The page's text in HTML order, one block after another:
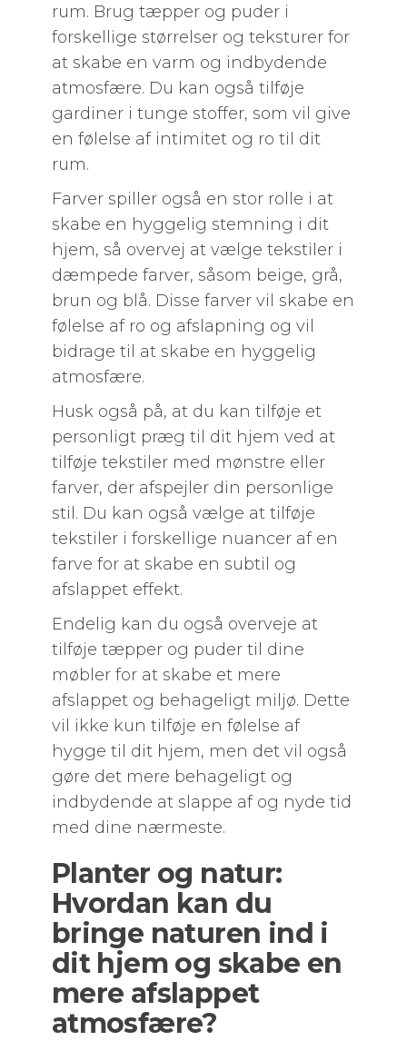
rum. Brug tæpper og puder i
forskellige størrelser og teksturer for
at skabe en varm og indbydende
atmosfære. Du kan også tilføje
gardiner i tunge stoffer, som vil give
en følelse af intimitet og ro til dit
rum.
Farver spiller også en stor rolle i at
skabe en hyggelig stemning i dit
hjem, så overvej at vælge tekstiler i
dæmpede farver, såsom beige, grå,
brun og blå. Disse farver vil skabe en
følelse af ro og afslapning og vil
bidrage til at skabe en hyggelig
atmosfære.
Husk også på, at du kan tilføje et
personligt præg til dit hjem ved at
tilføje tekstiler med mønstre eller
farver, der afspejler din personlige
stil. Du kan også vælge at tilføje
tekstiler i forskellige nuancer af en
farve for at skabe en subtil og
afslappet effekt.
Endelig kan du også overveje at
tilføje tæpper og puder til dine
møbler for at skabe et mere
afslappet og behageligt miljø. Dette
vil ikke kun tilføje en følelse af
hygge til dit hjem, men det vil også
gøre det mere behageligt og
indbydende at slappe af og nyde tid
med dine nærmeste.
Planter og natur:
Hvordan kan du
bringe naturen ind i
dit hjem og skabe en
mere afslappet
atmosfære?